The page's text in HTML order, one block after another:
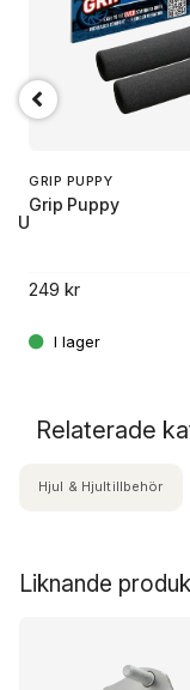
RU
GRIP PUPPY
Grip Puppy
249 kr
Liknande
Relaterade
Hjul & Hjultillbehör